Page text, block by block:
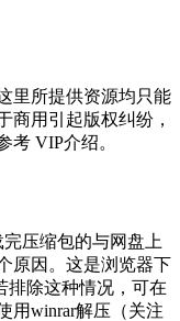
里所提供资源均只能
商用引起版权纠纷，
考 VIP介绍。
压缩包的与网盘上
原因。这是浏览器下
排除这种情况，可在
用winrar解压（关注